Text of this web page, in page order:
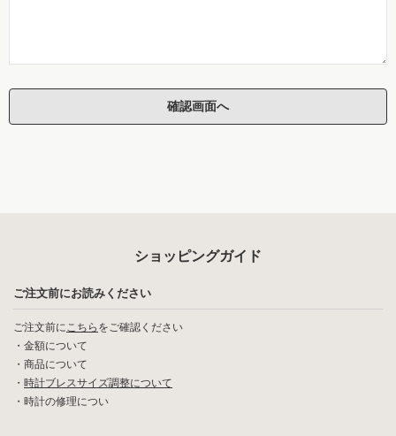
ショッピングガイド
ご注文前にお読みください
ご注文前にこちら をご確認ください
・ 金額について
・ 商品について
・ 時計ブレスサイズ調整について
・ 時計の修理につい